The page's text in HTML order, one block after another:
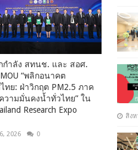
กำลัง สทนช. และ สอศ.
“พลิกอนาคต
ทย: ฝ่าวิกฤต PM2.5 ภาค
วามมั่นคงน้ำทั่วไทย” ใน
Research Expo
2026 0
สิง